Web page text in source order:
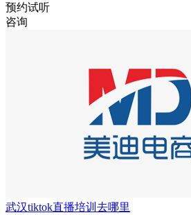
预约试听
咨询
武汉tiktok直播培训去哪里